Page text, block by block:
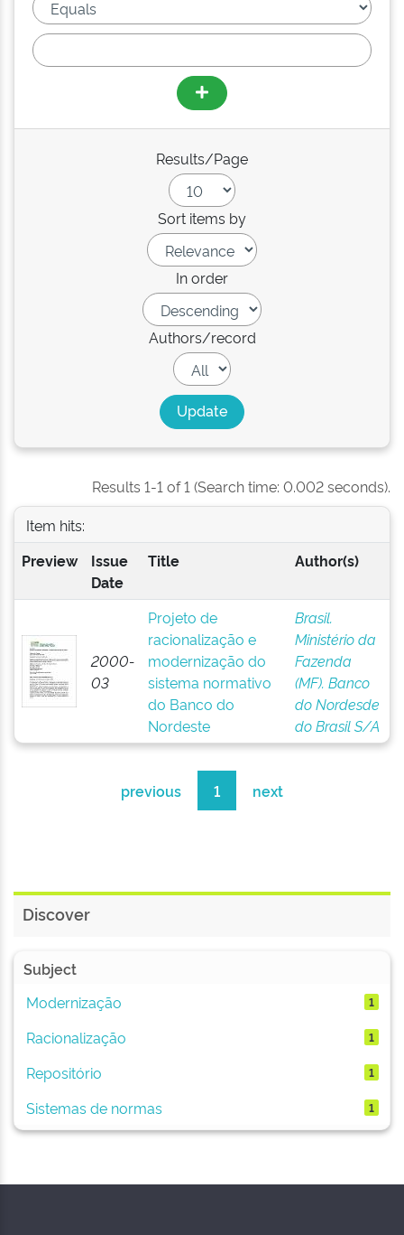
Results/Page
Sort items by
In order
Authors/record
Results 1-1 of 1 (Search time: 0.002 seconds).
Item hits:
Preview
Issue
Date
Title Author(s)
2000-
03
Projeto de
racionalização e
modernização do
sistema normativo
do Banco do
Nordeste
Brasil.
Ministério da
Fazenda
(MF). Banco
do Nordesde
do Brasil S/A
previous 1 next
Discover
Subject
Modernização
1
Racionalização 1
Repositório 1
Sistemas de normas 1